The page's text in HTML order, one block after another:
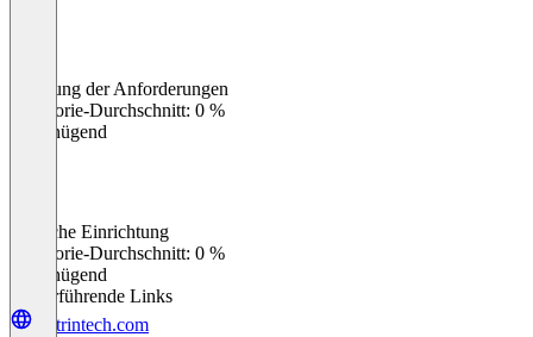
Erfüllung der Anforderungen
Kategorie-Durchschnitt: 0 %
Ungenügend
Einfache Einrichtung
Kategorie-Durchschnitt: 0 %
Ungenügend
Weiterführende Links
de.trintech.com